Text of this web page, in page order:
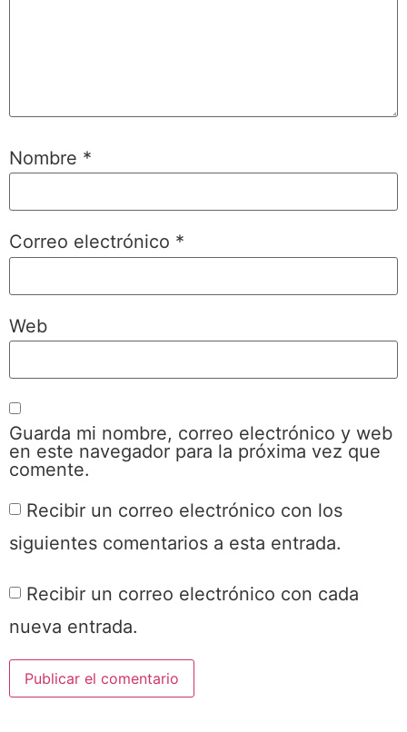
Nombre *
Correo electrónico *
Web
Guarda mi nombre, correo electrónico y web
en este navegador para la próxima vez que
comente.
Recibir un correo electrónico con los
siguientes comentarios a esta entrada.
Recibir un correo electrónico con cada
nueva entrada.